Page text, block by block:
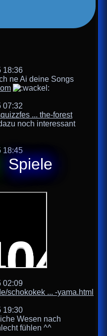
18:36
ne Ai deine Songs
07:32
... the-forest
noch interessant
18:45
Spiele
02:09
schokokek ... -yama.html
19:30
Wesen nach
fühlen ^^